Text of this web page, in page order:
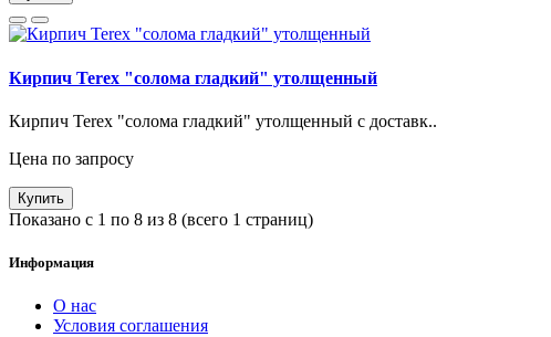
Кирпич Terex "солома гладкий" утолщенный
Кирпич Terex "солома гладкий" утолщенный с доставк..
Цена по запросу
Купить
Показано с 1 по 8 из 8 (всего 1 страниц)
Информация
О нас
Условия соглашения